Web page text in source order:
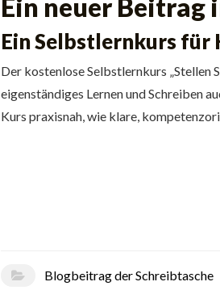
Ein neuer Beitrag
Ein Selbstlernkurs für
Der kostenlose Selbstlernkurs „Stellen
eigenständiges Lernen und Schreiben
Kurs praxisnah, wie klare,
Blogbeitrag der Schreibtasche